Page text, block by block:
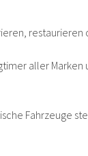
aller
Fahrzeuge